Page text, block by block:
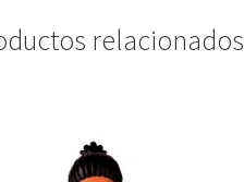
relacionados